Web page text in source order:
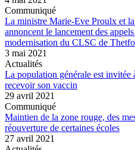
Communiqué
La ministre Marie-Eve Proulx et
annoncent le lancement des
modernisation du CLSC de
3 mai 2021
Actualités
La population générale est invitée
recevoir son vaccin
29 avril 2021
Communiqué
Maintien de la zone rouge, des
réouverture de certaines écoles
27 avril 2021